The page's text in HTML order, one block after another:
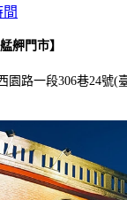
舺門市】
園路一段306巷24號(